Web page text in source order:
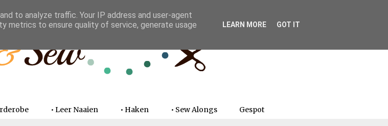
• Leer Naaien • Haken • Sew Alongs Gespot
to analyze traffic. Your IP address and user-agent
metrics to ensure quality of service, generate usage
LEARN MORE GOT IT